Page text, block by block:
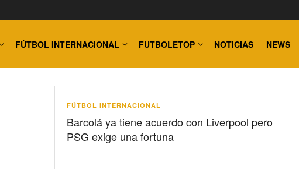
FÚTBOL INTERNACIONAL FUTBOLETOP NOTICIAS NEWS
FÚTBOL INTERNACIONAL
Barcolá ya tiene acuerdo con Liverpool pero
PSG exige una fortuna